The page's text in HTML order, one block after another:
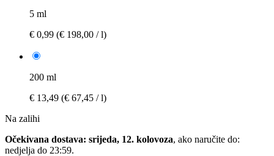
5 ml
€ 0,99 (€ 198,00 / l)
200 ml
€ 13,49 (€ 67,45 / l)
Na zalihi
Očekivana dostava: srijeda, 12. kolovoza, ako naručite do:
nedjelja do 23:59.